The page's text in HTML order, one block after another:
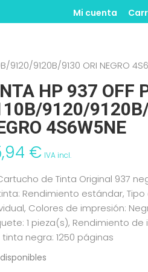
Mi cuenta
9120/9120B/9130 ORI NEGRO
HP 937 OFF
9120/
4S6W5NE
€ IVA incl.
de Tinta Original 937
Rendimiento estándar, Tipo
Colores de impresión:
1 pieza(s), Rendimiento
negra: 1250 páginas